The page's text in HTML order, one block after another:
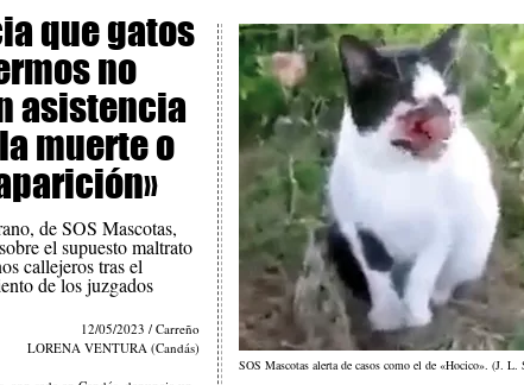
que gatos
no
asistencia
muerte o
de SOS Mascotas,
el supuesto maltrato
callejeros tras el
de los juzgados
12/05/2023 / Carreño
LORENA VENTURA (Candás)
SOS Mascotas alerta de casos como el de «Hocico». (J. L.